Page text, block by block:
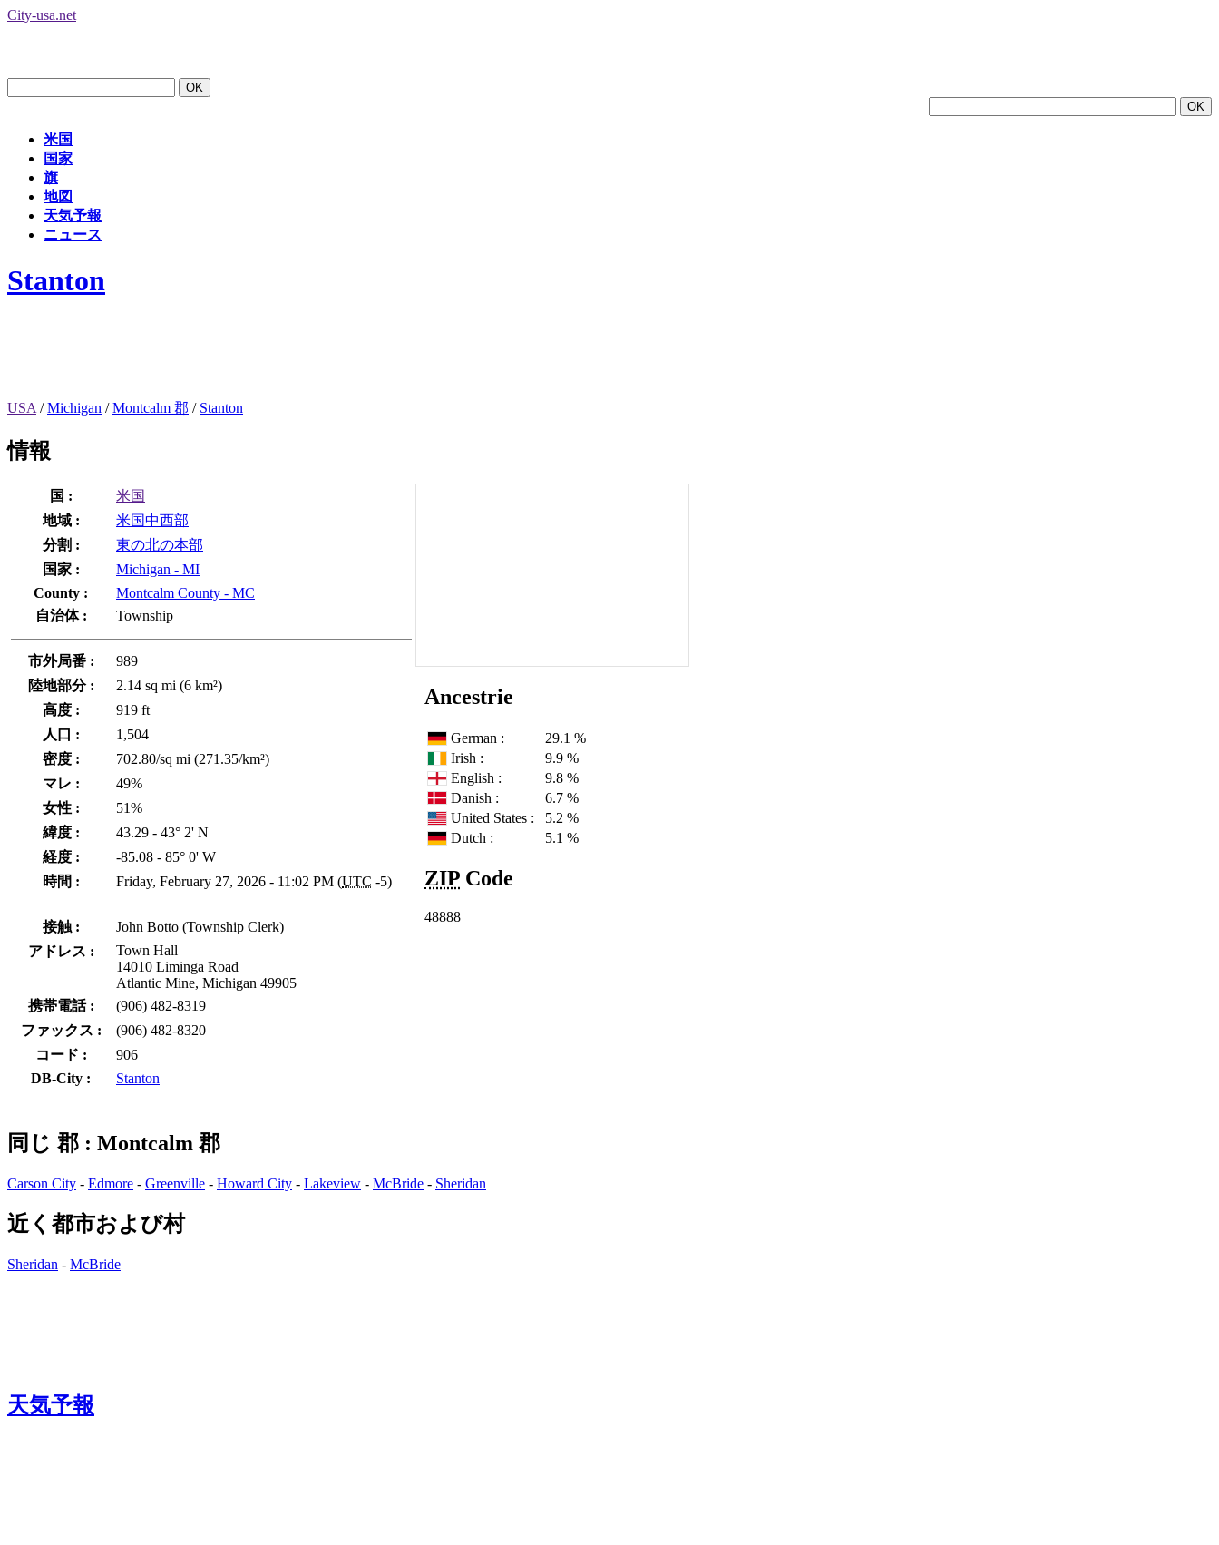
City-usa.net
米国
国家
旗
地図
天気予報
ニュース
Stanton
USA /Michigan /Montcalm 郡 / Stanton
情報
国 :
米国
地域 :
米国中西部
分割 :
東の北の本部
国家 :
Michigan - MI
County :
Montcalm County - MC
自治体 :
Township
市外局番 :
989
陸地部分 :
2.14 sq mi (6 km²)
高度 :
919 ft
人口 :
1,504
密度 :
702.80/sq mi (271.35/km²)
マレ :
49%
女性 :
51%
緯度 :
43.29 - 43° 2' N
経度 :
-85.08 - 85° 0' W
時間 :
Friday, February 27, 2026 - 11:02 PM (UTC -5)
接触 :
John Botto (Township Clerk)
アドレス :
Town Hall
14010 Liminga Road
Atlantic Mine, Michigan 49905
携帯電話 :
(906) 482-8319
ファックス :
(906) 482-8320
コード :
906
DB-City :
Stanton
Ancestrie
German :
29.1 %
Irish :
9.9 %
English :
9.8 %
Danish :
6.7 %
United States :
5.2 %
Dutch :
5.1 %
ZIP Code
48888
同じ 郡 : Montcalm 郡
Carson City - Edmore - Greenville - Howard City - Lakeview - McBride - Sheridan
近く都市および村
Sheridan - McBride
天気予報